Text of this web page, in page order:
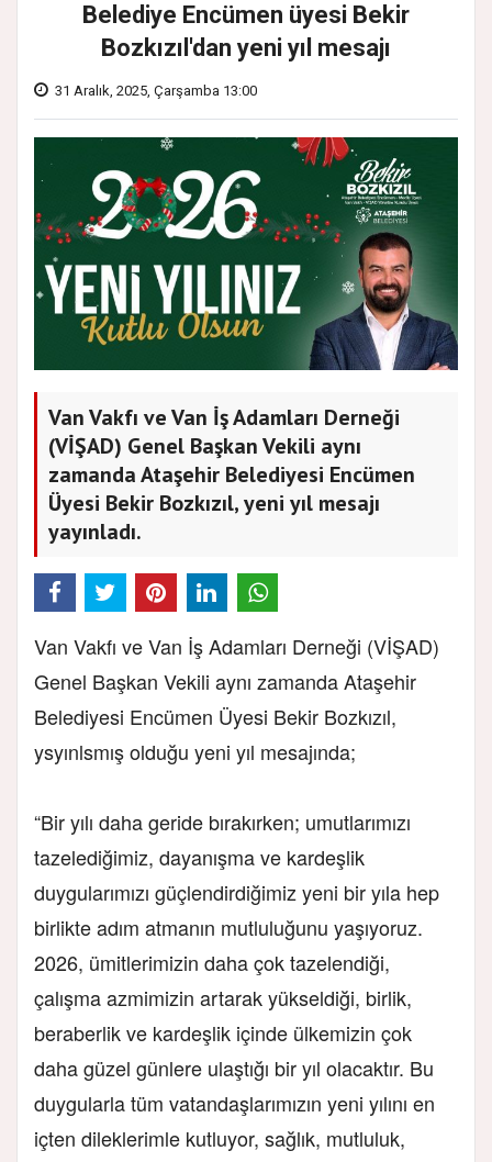
Belediye Encümen üyesi Bekir
Bozkızıl'dan yeni yıl mesajı
31 Aralık, 2025, Çarşamba 13:00
Van Vakfı ve Van İş Adamları Derneği
(VİŞAD) Genel Başkan Vekili aynı
zamanda Ataşehir Belediyesi Encümen
Üyesi Bekir Bozkızıl, yeni yıl mesajı
yayınladı.
Van Vakfı ve Van İş Adamları Derneği (VİŞAD)
Genel Başkan Vekili aynı zamanda Ataşehir
Belediyesi Encümen Üyesi Bekir Bozkızıl,
ysyınlsmış olduğu yeni yıl mesajında;
“Bir yılı daha geride bırakırken; umutlarımızı
tazelediğimiz, dayanışma ve kardeşlik
duygularımızı güçlendirdiğimiz yeni bir yıla hep
birlikte adım atmanın mutluluğunu yaşıyoruz.
2026, ümitlerimizin daha çok tazelendiği,
çalışma azmimizin artarak yükseldiği, birlik,
beraberlik ve kardeşlik içinde ülkemizin çok
daha güzel günlere ulaştığı bir yıl olacaktır. Bu
duygularla tüm vatandaşlarımızın yeni yılını en
içten dileklerimle kutluyor, sağlık, mutluluk,